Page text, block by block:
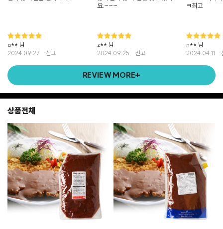
a** 님
2024.09.27
신고
요.~~~
z** 님
2024.09.25
신고
ㅋ최고
n** 님
2024.04.11
REVIEW MORE+
상품전체